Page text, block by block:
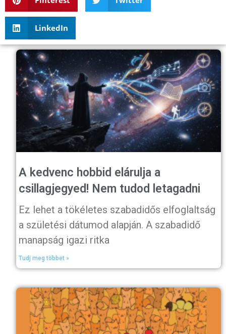
LinkedIn
A kedvenc hobbid elárulja a
csillagjegyed! Nem tudod letagadni
Ez lehet a tökéletes szabadidős elfoglaltság
a születési dátumod alapján. A szabadidő
manapság igazi ritka
Tudj meg többet »